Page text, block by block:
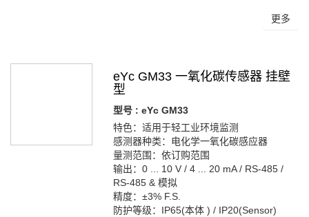
更多
eYc GM33 一氧化碳传感器 挂壁
型
型号 : eYc GM33
特色：适用于轻工业环境监测
感测器种类：电化学一氧化碳感应器
量测范围：依订购范围
输出：0 ... 10 V / 4 ... 20 mA / RS-485 /
RS-485 & 模拟
精度：±3% F.S.
防护等级：IP65(本体 ) / IP20(Sensor)